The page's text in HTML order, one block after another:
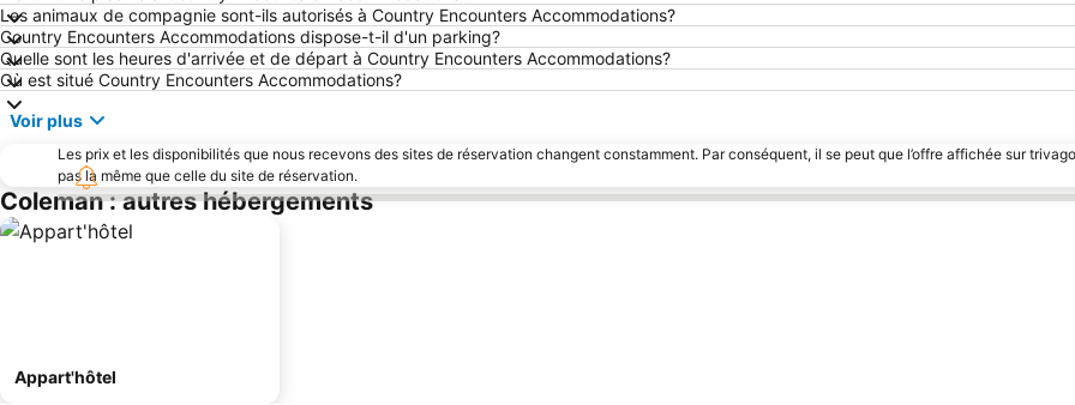
Les animaux de compagnie sont-ils autorisés à Country Encounters Accommodations?
Country Encounters Accommodations dispose-t-il d'un parking?
Quelle sont les heures d'arrivée et de départ à Country Encounters Accommodations?
Où est situé Country Encounters Accommodations?
Voir plus
Les prix et les disponibilités que nous recevons des sites de réservation changent constamment. Par conséquent, il se peut que l’offre affichée sur
pas la même que celle du site de réservation.
Coleman : autres hébergements
Appart'hôtel